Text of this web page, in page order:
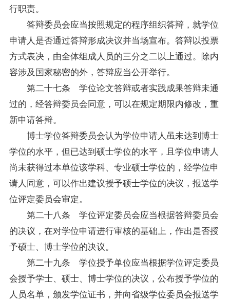
行职责。
答辩委员会应当按照规定的程序组织答辩，就学位
申请人是否通过答辩形成决议并当场宣布。答辩以投票
方式表决，由全体组成人员的三分之二以上通过。除内
容涉及国家秘密的外，答辩应当公开举行。
第二十七条 学位论文答辩或者实践成果答辩未通
过的，经答辩委员会同意，可以在规定期限内修改，重
新申请答辩。
博士学位答辩委员会认为学位申请人虽未达到博士
学位的水平，但已达到硕士学位的水平，且学位申请人
尚未获得过本单位该学科、专业硕士学位的，经学位申
请人同意，可以作出建议授予硕士学位的决议，报送学
位评定委员会审定。
第二十八条 学位评定委员会应当根据答辩委员会
的决议，在对学位申请进行审核的基础上，作出是否授
予硕士、博士学位的决议。
第二十九条 学位授予单位应当根据学位评定委员
会授予学士、硕士、博士学位的决议，公布授予学位的
人员名单，颁发学位证书，并向省级学位委员会报送学